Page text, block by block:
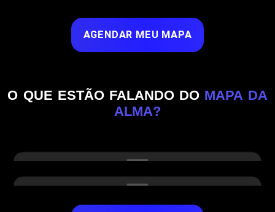
AGENDAR MEU MAPA
O QUE ESTÃO FALANDO DO MAPA DA
ALMA?